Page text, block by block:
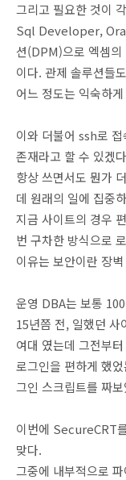
그리고 필요한 것이
Sql Developer,
션(DPM)으로 엑셈
이다. 관제 솔루션들
어느 정도는 익숙하
이와 더불어 ssh로
존재라고 할 수 있겠
항상 쓰면서도 뭔가
데 원래의 일에 집중
지금 사이트의 경우
번 구차한 방식으로
이유는 보안이란 장
운영 DBA는 보통
15년쯤 전, 일했던
여대 였는데 그전부
로그인을 편하게 했
그인 스크립트를 짜
이번에 SecureCRT
맞다.
그중에 내부적으로